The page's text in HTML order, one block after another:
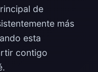
de
más
esta
contigo